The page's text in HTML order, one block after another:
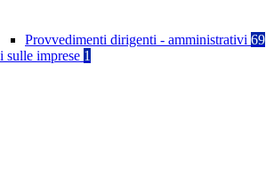
Provvedimenti dirigenti - amministrativi 69
sulle imprese 1